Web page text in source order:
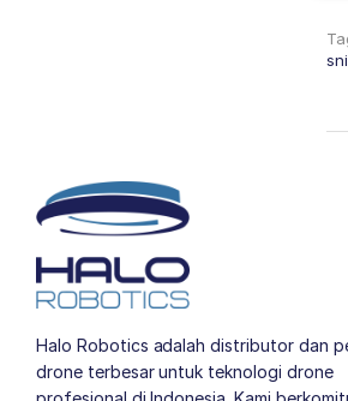
Halo Robotics adalah distributor dan
drone terbesar untuk teknologi drone